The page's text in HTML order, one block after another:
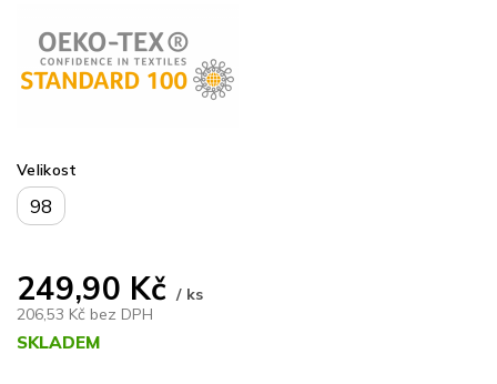
249,90 Kč / ks
206,53 Kč bez DPH
SKLADEM
Velikost
98